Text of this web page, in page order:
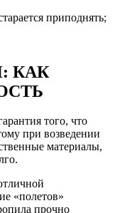
приподнять;
КАК
того, что
при возведении
материалы,
«полетов»
прочно